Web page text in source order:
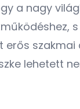
a nagy
erős szakmai
lehetett